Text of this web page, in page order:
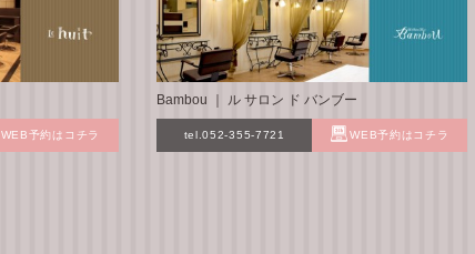
WEB予約はコチラ
Bambou ｜ ル サロン ド バンブー
tel.052-355-7721 WEB予約はコチラ